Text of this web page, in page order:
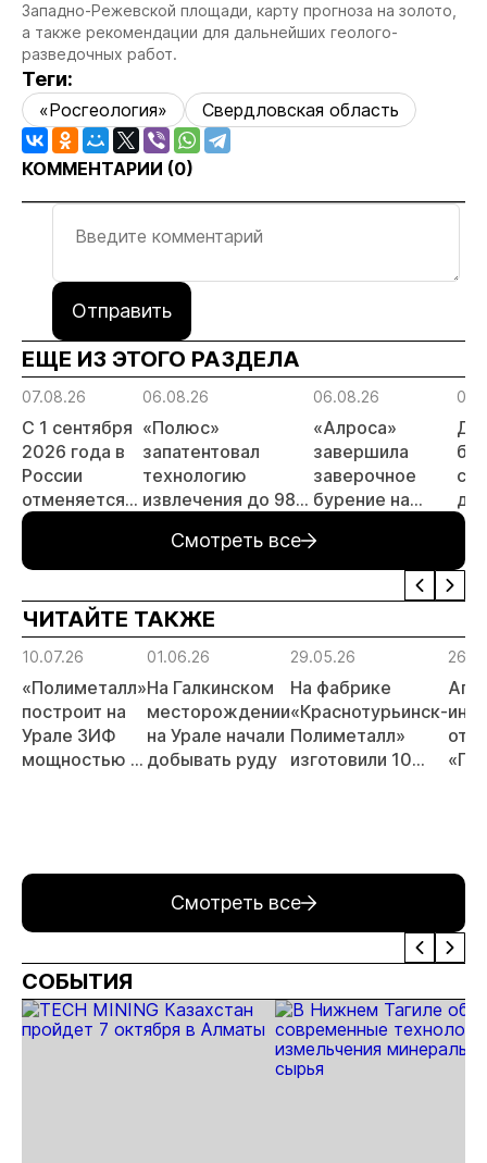
Западно-Режевской площади, карту прогноза на золото,
а также рекомендации для дальнейших геолого-
разведочных работ.
Теги:
«Росгеология» Свердловская область
КОММЕНТАРИИ (0)
Отправить
ЕЩЕ ИЗ ЭТОГО РАЗДЕЛА
07.08.26
С 1 сентября
2026 года в
России
отменяется
заявительный
россыпи:
отраслевые
риски и
прогнозы для
МСБ
06.08.26
«Полюс»
запатентовал
технологию
извлечения до 98%
металлургического
шлака
06.08.26
«Алроса»
завершила
заверочное
бурение на
месторождении
Дегдекан
Смотреть все
ЧИТАЙТЕ ТАКЖЕ
10.07.26
«Полиметалл»
построит на
Урале ЗИФ
мощностью 3
01.06.26
На Галкинском
месторождении
на Урале начали
добывать руду
29.05.26
На фабрике
«Краснотурьинск-
Полиметалл»
изготовили 10
Смотреть все
СОБЫТИЯ